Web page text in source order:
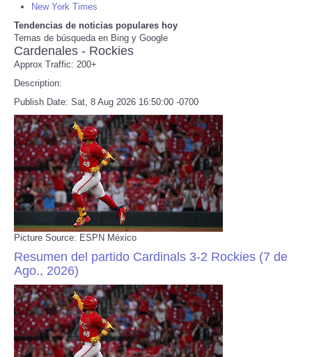
RobinsPost Store
Refund Policy
New York Times
Tendencias de noticias populares hoy
Temas de búsqueda en Bing y Google
Cardenales - Rockies
Approx Traffic: 200+
Description:
Publish Date: Sat, 8 Aug 2026 16:50:00 -0700
Picture Source: ESPN México
Resumen del partido Cardinals 3-2 Rockies (7 de
Ago., 2026)